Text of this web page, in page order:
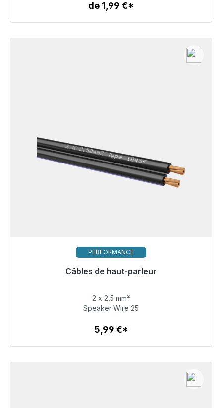
Détails
de 1,99 €*
PERFORMANCE
Câbles de haut-parleur
Bientôt à nouveau disponible
5,99 €
Détails
2 x 2,5 mm²
Speaker Wire 25
5,99 €*